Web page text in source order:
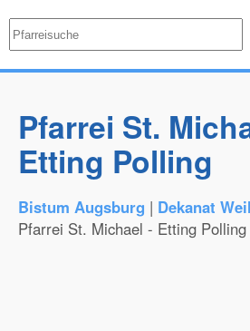
Pfarrei St.
Etting Polling
Bistum Augsburg | Dekanat
Pfarrei St. Michael - Etting Polling